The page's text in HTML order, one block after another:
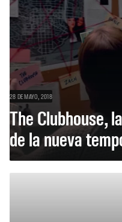
28 DE MAYO, 2018
The Clubhouse,
de la nueva